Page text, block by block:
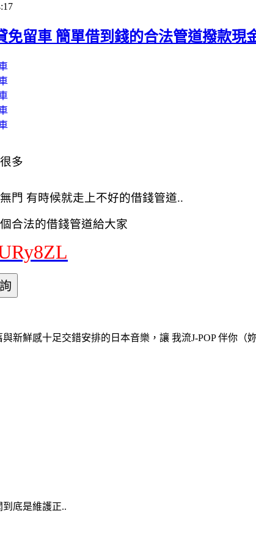
免留車 簡單借到錢的合法管道撥款現
多
門 有時候就走上不好的借錢管道..
合法的借錢管道給大家
新鮮感十足交錯安排的日本音樂，讓 我流J-POP 伴你（
底是維護正..